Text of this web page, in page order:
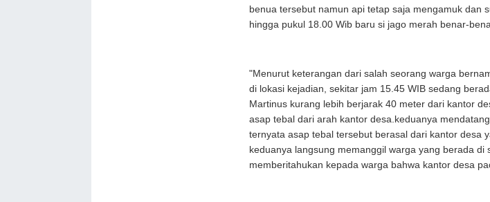
benua tersebut namun api tetap saja mengamuk dan
hingga pukul 18.00 Wib baru si jago merah benar-
"Menurut keterangan dari salah seorang warga
di lokasi kejadian, sekitar jam 15.45 WIB sedang
Martinus kurang lebih berjarak 40 meter dari kantor
asap tebal dari arah kantor desa.keduanya
ternyata asap tebal tersebut berasal dari kantor desa
keduanya langsung memanggil warga yang berada di
memberitahukan kepada warga bahwa kantor desa